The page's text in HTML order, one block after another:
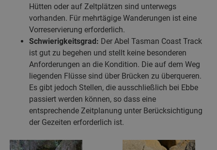
Hütten oder auf Zeltplätzen sind unterwegs
vorhanden. Für mehrtägige Wanderungen ist eine
Vorreservierung erforderlich.
Schwierigkeitsgrad: Der Abel Tasman Coast Track
ist gut zu begehen und stellt keine besonderen
Anforderungen an die Kondition. Die auf dem Weg
liegenden Flüsse sind über Brücken zu überqueren.
Es gibt jedoch Stellen, die ausschließlich bei Ebbe
passiert werden können, so dass eine
entsprechende Zeitplanung unter Berücksichtigung
der Gezeiten erforderlich ist.